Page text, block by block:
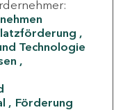
Technologie
Förderung